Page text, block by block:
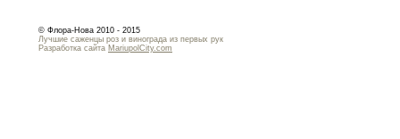
© Флора-Нова 2010 - 2015
Лучшие саженцы роз и винограда из первых рук
Разработка сайта MariupolCity.com